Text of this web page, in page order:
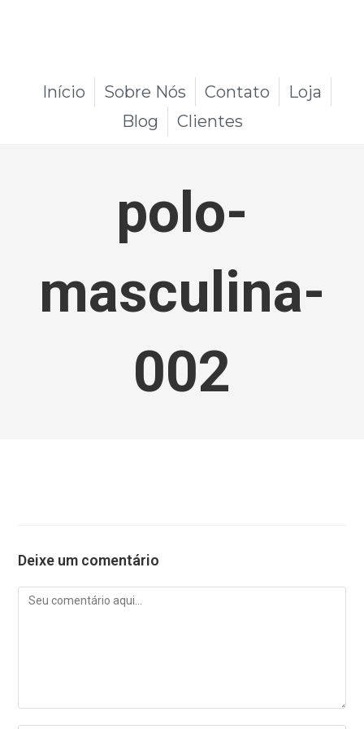
Início Sobre Nós Contato
Loja
Blog
Clientes
polo-
masculina-
002
Deixe um comentário